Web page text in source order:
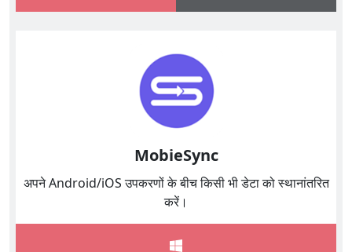
MobieSync
अपने Android/iOS उपकरणों के बीच किसी भी डेटा को स्थानांतरित
करें।